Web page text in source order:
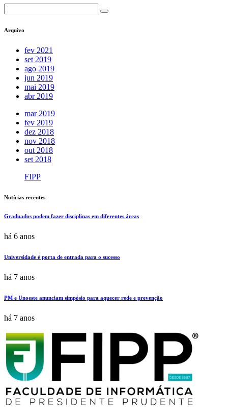
Arquivo
fev 2021
set 2019
ago 2019
jun 2019
mai 2019
abr 2019
mar 2019
fev 2019
dez 2018
nov 2018
out 2018
set 2018
FIPP
Notícias recentes
Graduados podem fazer disciplinas em diferentes áreas
há 6 anos
Universidade é porta de entrada para o sucesso
há 7 anos
PM e Unoeste anunciam simpósio para aquecer rede e prevenção
há 7 anos